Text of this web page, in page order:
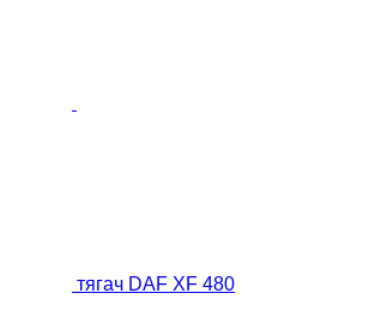
тягач DAF XF 480